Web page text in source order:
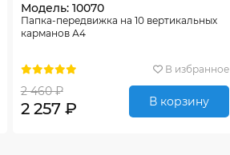
Модель: 10070
Папка-передвижка на 10 вертикальных
карманов А4
В избранное
2 460 ₽
2 257 ₽ В корзину